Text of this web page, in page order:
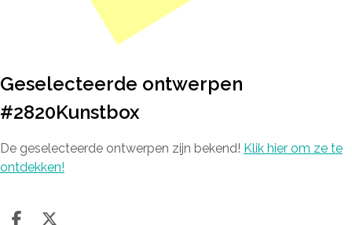
Geselecteerde ontwerpen
#2820Kunstbox
De geselecteerde ontwerpen zijn bekend! Klik hier om ze te
ontdekken!